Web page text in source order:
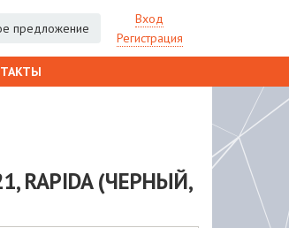
предложение
Вход
Регистрация
RAPIDA (ЧЕРНЫЙ,